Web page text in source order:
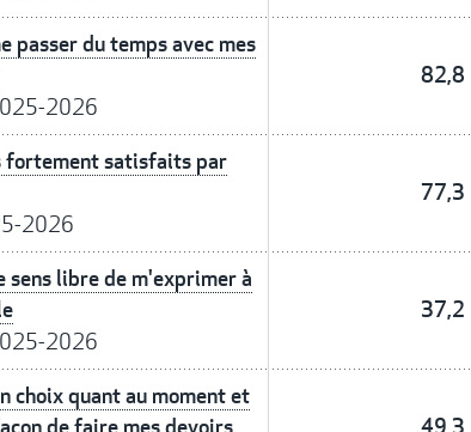
passer du temps avec mes
2026
82,8
fortement satisfaits par
2026
77,3
sens libre de m'exprimer à
2026
37,2
choix quant au moment et